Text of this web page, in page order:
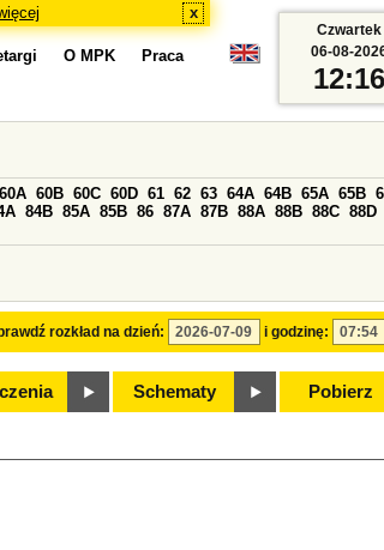
x
O MPK Praca
rozkład na dzień: i godzinę:
60A 60B 60C 60D 61 62 63 64A 64B 65A 65B
84B 85A 85B 86 87A 87B 88A 88B 88C 88D
Schematy Pobierz
Czwartek
06-08-
12:16